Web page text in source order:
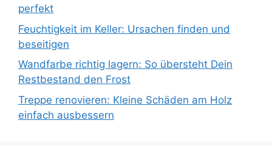
perfekt
Feuchtigkeit im Keller: Ursachen finden und
beseitigen
Wandfarbe richtig lagern: So übersteht Dein
Restbestand den Frost
Treppe renovieren: Kleine Schäden am Holz
einfach ausbessern